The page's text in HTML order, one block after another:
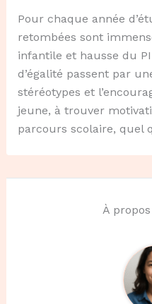
Pour chaque année
retombées sont
infantile et hausse du
d’égalité passent par
stéréotypes et
jeune, à trouver
parcours scolaire, quel
À